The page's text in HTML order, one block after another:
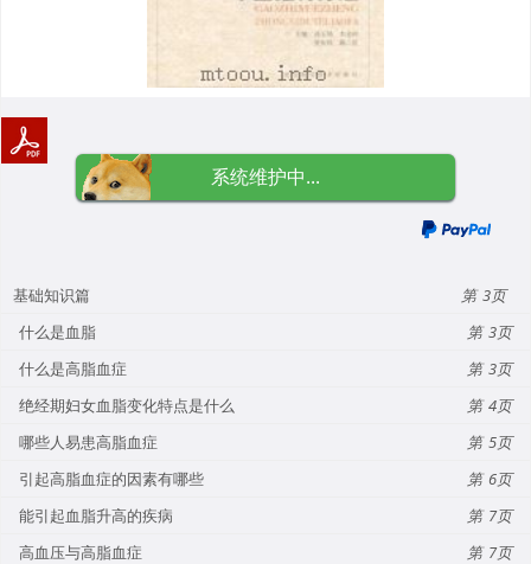
系统维护中...
基础知识篇
3
什么是血脂
3
什么是高脂血症
3
绝经期妇女血脂变化特点是什么
4
哪些人易患高脂血症
5
引起高脂血症的因素有哪些
6
能引起血脂升高的疾病
7
高血压与高脂血症
7